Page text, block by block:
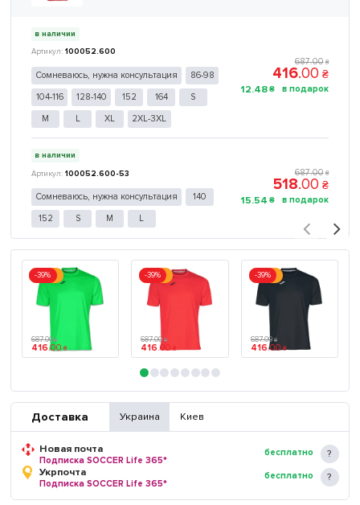
в наличии
100052.600
Сомневаюсь, нужна консультация 86-98
104-116 128-140 152 164 S
M L XL 2XL-3XL
687.00 ₴
416.00 ₴
12.48₴
в наличии
100052.600-53
Сомневаюсь, нужна консультация 140
152 S M L
687.00 ₴
518.00 ₴
15.54 ₴
Акция
-39%
687.00 ₴
416.00 ₴
Акция
-39%
687.00 ₴
416.00 ₴
Акция
-39%
687.00 ₴
416.00 ₴
Доставка Украина Киев
Новая почта
Подписка SOCCER Life 365*
бесплатно
Укрпочта
Подписка SOCCER Life 365*
бесплатно